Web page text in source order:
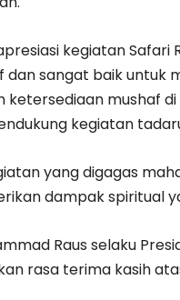
kegiatan Safari
dan sangat baik untuk
mushaf
kegiatan
yang digagas
dampak spiritual
Raus selaku
rasa terima kasih